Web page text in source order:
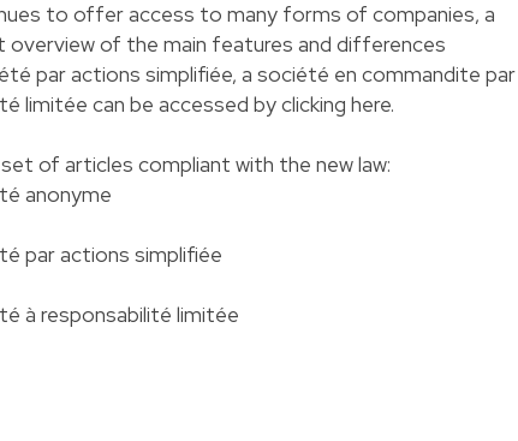
to offer access to many forms of companies, a
of the main features and differences
par actions simplifiée, a société en commandite par
limitée can be accessed by clicking here.
of articles compliant with the new law:
anonyme
par actions simplifiée
à responsabilité limitée